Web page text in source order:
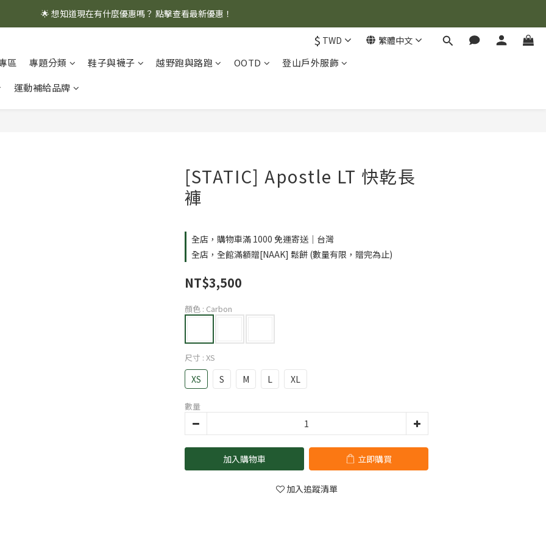
🌟 想知道現在有什麼優惠嗎？ 點擊查看最新優惠！
🌟 想知道現在有什麼優惠嗎？ 點擊查看最新優惠！
🌟 想知道現在有什麼優惠嗎？ 點擊查看最新優惠！
$ TWD 繁體中文
區 專題分類 鞋子與襪子 越野跑與路跑 OOTD
登山戶外服飾
運動補給品牌
[STATIC] Apostle LT 快乾長
褲
全店，購物車滿 1000 免運寄送｜台灣
全店，全館滿額贈[NAAK] 鬆餅 (數量有限，贈完為止)
NT$3,500
顏色 : Carbon
尺寸 : XS
XS S M L XL
數量
加入購物車 立即購買
加入追蹤清單